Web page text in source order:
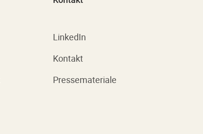
LinkedIn
Kontakt
Pressemateriale